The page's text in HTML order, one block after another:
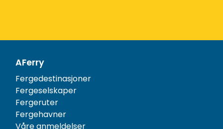
AFerry
Fergedestinasjoner
Fergeselskaper
Fergeruter
Fergehavner
Våre anmeldelser